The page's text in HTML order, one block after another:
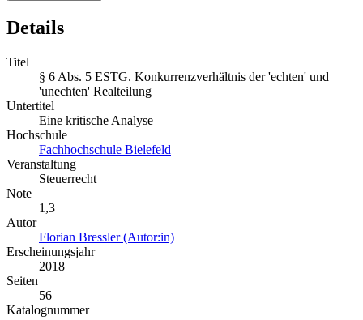
Details
Titel
§ 6 Abs. 5 ESTG. Konkurrenzverhältnis der 'echten' und
'unechten' Realteilung
Untertitel
Eine kritische Analyse
Hochschule
Fachhochschule Bielefeld
Veranstaltung
Steuerrecht
Note
1,3
Autor
Florian Bressler (Autor:in)
Erscheinungsjahr
2018
Seiten
56
Katalognummer